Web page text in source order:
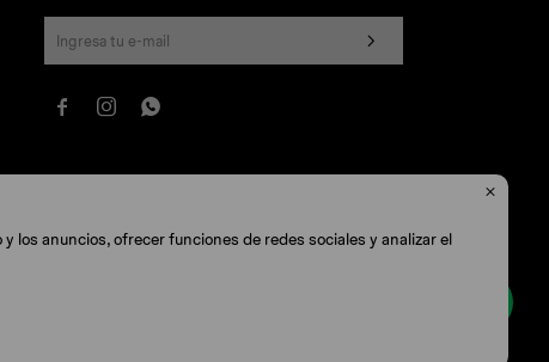

los anuncios, ofrecer funciones de redes sociales y analizar el
  